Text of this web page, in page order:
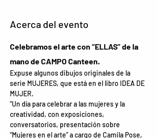
Acerca del evento
Celebramos el arte con “ELLAS” de la
mano de CAMPO Canteen.
Expuse algunos dibujos originales de la
serie MUJERES, que está en el libro IDEA DE
MUJER.
“Un día para celebrar a las mujeres y la
creatividad, con exposiciones,
conversatorios, presentación sobre
“Mujeres en el arte” a cargo de Camila Pose,